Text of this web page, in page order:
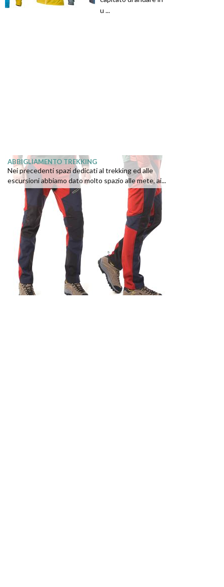
u ...
ABBIGLIAMENTO TREKKING
Nei precedenti spazi dedicati al trekking ed alle
escursioni abbiamo dato molto spazio alle mete, ai...